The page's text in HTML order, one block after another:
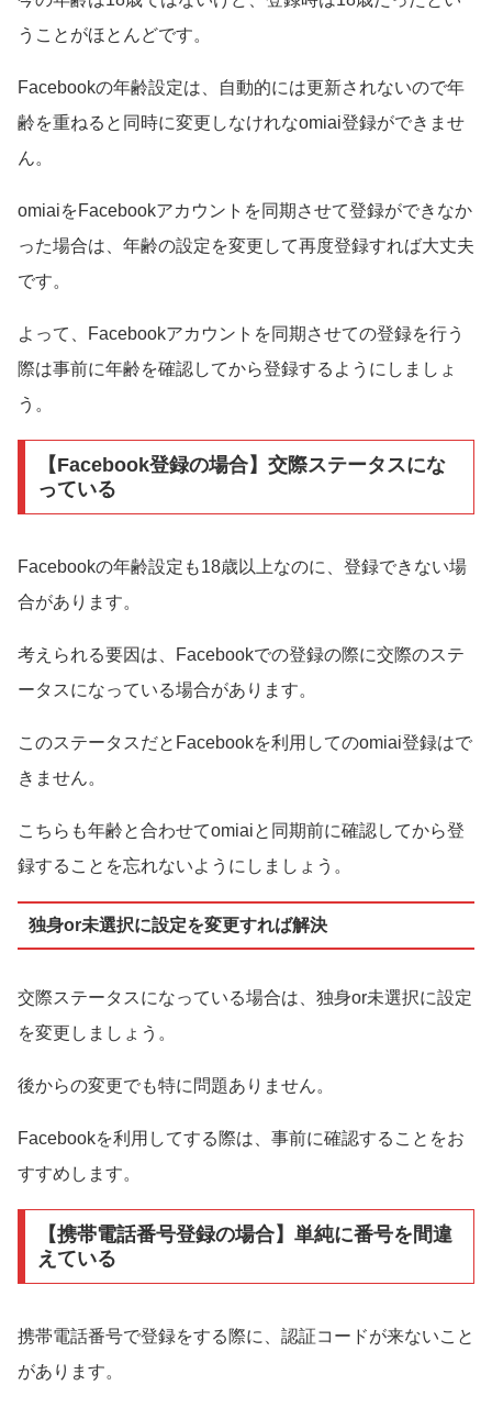
うことがほとんどです。
Facebookの年齢設定は、自動的には更新されないので年
齢を重ねると同時に変更しなけれなomiai登録ができませ
ん。
omiaiをFacebookアカウントを同期させて登録ができなか
った場合は、年齢の設定を変更して再度登録すれば大丈夫
です。
よって、Facebookアカウントを同期させての登録を行う
際は事前に年齢を確認してから登録するようにしましょ
う。
【Facebook登録の場合】交際ステータスにな
っている
Facebookの年齢設定も18歳以上なのに、登録できない場
合があります。
考えられる要因は、Facebookでの登録の際に交際のステ
ータスになっている場合があります。
このステータスだとFacebookを利用してのomiai登録はで
きません。
こちらも年齢と合わせてomiaiと同期前に確認してから登
録することを忘れないようにしましょう。
独身or未選択に設定を変更すれば解決
交際ステータスになっている場合は、独身or未選択に設定
を変更しましょう。
後からの変更でも特に問題ありません。
Facebookを利用してする際は、事前に確認することをお
すすめします。
【携帯電話番号登録の場合】単純に番号を間違
えている
携帯電話番号で登録をする際に、認証コードが来ないこと
があります。